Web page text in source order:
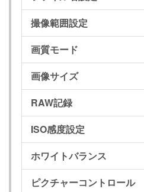
撮像範囲設定
画質モード
画像サイズ
RAW記録
ISO感度設定
ホワイトバランス
ピクチャーコントロール